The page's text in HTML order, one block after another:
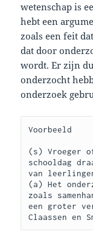
wetenschap is
hebt een
zoals een feit
dat door
wordt. Er zijn
onderzocht
onderzoek
Voorbeeld
(s) Vroeger
schooldag
van
(a) Het
zoals
een groter
Claassen en